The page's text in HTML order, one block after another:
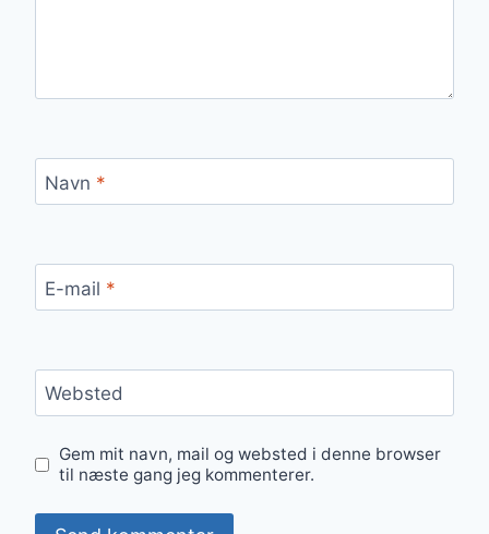
Navn *
E-mail *
Websted
Gem mit navn, mail og websted i denne browser
til næste gang jeg kommenterer.